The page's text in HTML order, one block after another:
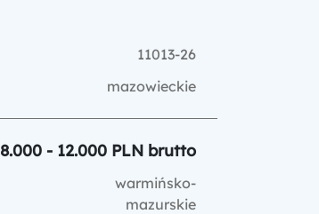
11013-26
mazowieckie
8.000 - 12.000 PLN brutto
warmińsko-
mazurskie